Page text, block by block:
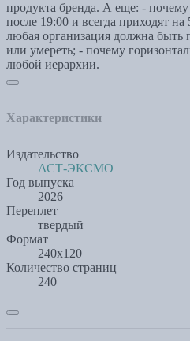
продукта бренда. А еще: -
после 19:00 и всегда приходят
любая организация должна быть
или умереть; - почему
любой иерархии.
Характеристики
Издательство
АСТ-ЭКСМО
Год выпуска
2026
Переплет
твердый
Формат
240х120
Количество страниц
240